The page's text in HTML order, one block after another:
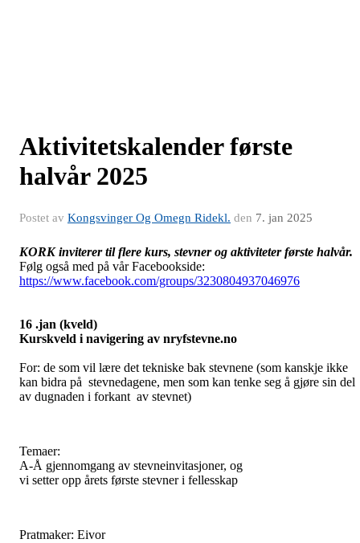
Aktivitetskalender første
halvår 2025
Postet av Kongsvinger Og Omegn Ridekl. den 7. jan 2025
KORK inviterer til flere kurs, stevner og aktiviteter første halvår.
Følg også med på vår Facebookside:
https://www.facebook.com/groups/3230804937046976
16 .jan (kveld)
Kurskveld i navigering av nryfstevne.no
For: de som vil lære det tekniske bak stevnene (som kanskje ikke
kan bidra på stevnedagene, men som kan tenke seg å gjøre sin del
av dugnaden i forkant av stevnet)
Temaer:
A-Å gjennomgang av stevneinvitasjoner, og
vi setter opp årets første stevner i fellesskap
Pratmaker: Eivor